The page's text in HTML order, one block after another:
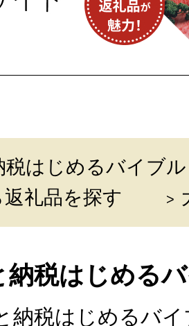
税はじめるバイブル
礼品を探す
納税はじめる
納税はじめるバ